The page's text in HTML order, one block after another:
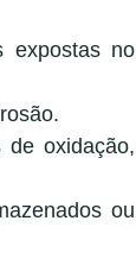
expostas no
de oxidação,
ou